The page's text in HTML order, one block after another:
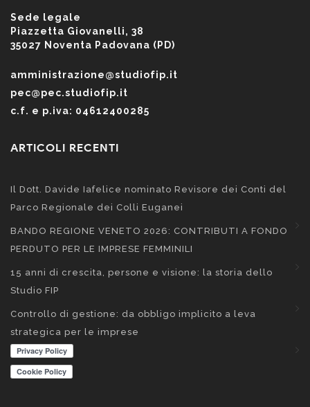
Sede legale
Piazzetta Giovanelli, 38
35027 Noventa Padovana (PD)
amministrazione@studiofip.it
pec@pec.studiofip.it
c.f. e p.iva: 04612400285
ARTICOLI RECENTI
Il Dott. Davide Iafelice nominato Revisore dei Conti del
Parco Regionale dei Colli Euganei
BANDO REGIONE VENETO 2026: CONTRIBUTI A FONDO
PERDUTO PER LE IMPRESE FEMMINILI
15 anni di crescita, persone e visione: la storia dello
Studio FIP
Controllo di gestione: da obbligo implicito a leva
strategica per le imprese